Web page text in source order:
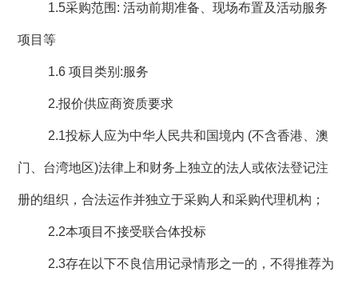
1.5采购范围 : 活动前期准备、现场布置及活动服务
项目等
1.6 项目类别 :服务
2.报价供应商资质要求
2.1投标人应为中华人民共和国境内 (不含香港、澳
门、台湾地区)法律上和财务上独立的法人或依法登记注
册的组织，合法运作并独立于采购人和采购代理机构；
2.2本项目不接受联合体投标
2.3存在以下不良信用记录情形之一的，不得推荐为